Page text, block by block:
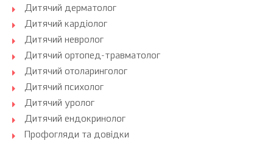
Дитячий дерматолог
Дитячий кардіолог
Дитячий невролог
Дитячий ортопед-травматолог
Дитячий отоларинголог
Дитячий психолог
Дитячий уролог
Дитячий ендокринолог
Профогляди та довідки